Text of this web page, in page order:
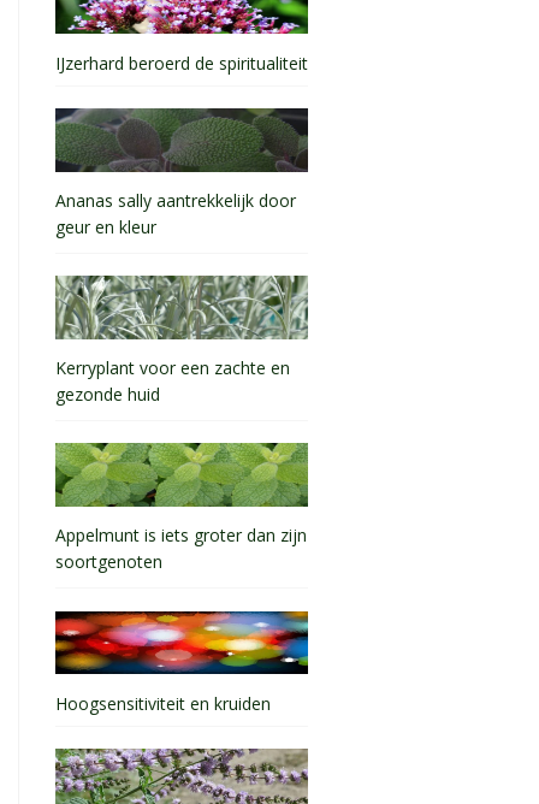
IJzerhard beroerd de spiritualiteit
Ananas sally aantrekkelijk door
geur en kleur
Kerryplant voor een zachte en
gezonde huid
Appelmunt is iets groter dan zijn
soortgenoten
Hoogsensitiviteit en kruiden